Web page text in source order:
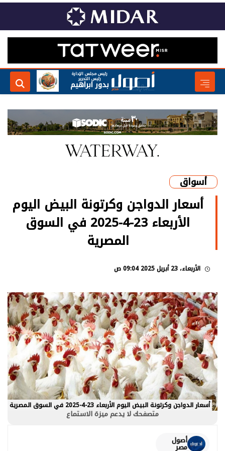
رئيس مجلس الإدارة
رئيس التحرير
بدور ابراهيم
أسواق
أسعار الدواجن وكرتونة البيض اليوم
الأربعاء 23-4-2025 في السوق
المصرية
الأربعاء، 23 أبريل 2025 09:04 ص
أسعار الدواجن وكرتونة البيض اليوم الأربعاء 23-4-2025 في السوق المصرية
متصفحك لا يدعم ميزة الاستماع
أصول
مصر